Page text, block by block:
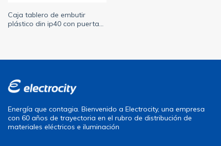
Caja tablero de embutir
plástico din ip40 con puerta
Energía que contagia. Bienvenido a Electrocity, una empresa
con 60 años de trayectoria en el rubro de distribución de
materiales eléctricos e iluminación